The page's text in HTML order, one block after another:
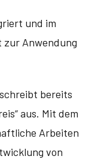
und im
Anwendung
bereits
aus. Mit dem
Arbeiten
von